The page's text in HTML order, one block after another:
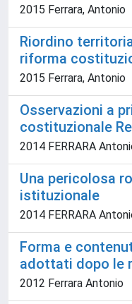
2015 Ferrara, Antonio
Riordino
riforma
2015 Ferrara, Antonio
Osservazioni a
costituzionale
2014 FERRARA
Una pericolosa
istituzionale
2014 FERRARA
Forma e
adottati dopo le
2012 Ferrara Antonio